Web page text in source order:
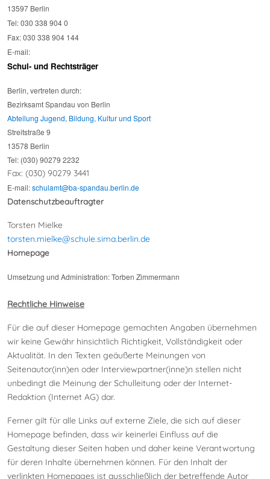
13597 Berlin
Tel: 030 338 904 0
Fax: 030 338 904 144
E-mail:
Schul- und Rechtsträger
Berlin, vertreten durch:
Bezirksamt Spandau von Berlin
Abteilung Jugend, Bildung, Kultur und Sport
Streitstraße 9
13578 Berlin
Tel: (030) 90279 2232
Fax: (030) 90279 3441
E-mail:schulamt@ba-spandau.berlin.de
Datenschutzbeauftragter
Torsten Mielke
torsten.mielke@schule.sima.berlin.de
Homepage
Umsetzung und Administration: Torben Zimmermann
Rechtliche Hinweise
Für die auf dieser Homepage gemachten Angaben übernehmen
wir keine Gewähr hinsichtlich Richtigkeit, Vollständigkeit oder
Aktualität. In den Texten geäußerte Meinungen von
Seitenautor(inn)en oder Interviewpartner(inne)n stellen nicht
unbedingt die Meinung der Schulleitung oder der Internet-
Redaktion (Internet AG) dar.
Ferner gilt für alle Links auf externe Ziele, die sich auf dieser
Homepage befinden, dass wir keinerlei Einfluss auf die
Gestaltung dieser Seiten haben und daher keine Verantwortung
für deren Inhalte übernehmen können. Für den Inhalt der
verlinkten Homepages ist ausschließlich der betreffende Autor